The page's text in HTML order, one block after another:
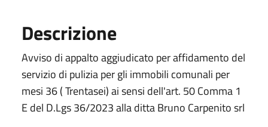
Descrizione
Avviso di appalto aggiudicato per affidamento del
servizio di pulizia per gli immobili comunali per
mesi 36 ( Trentasei) ai sensi dell'art. 50 Comma 1
E del D.Lgs 36/2023 alla ditta Bruno Carpenito srl